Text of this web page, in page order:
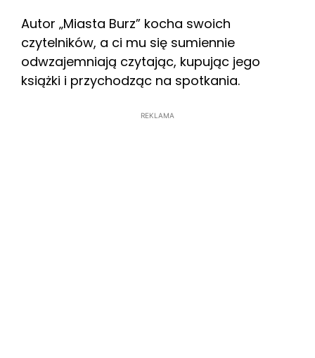
Autor „Miasta Burz” kocha swoich
czytelników, a ci mu się sumiennie
odwzajemniają czytając, kupując jego
książki i przychodząc na spotkania.
REKLAMA